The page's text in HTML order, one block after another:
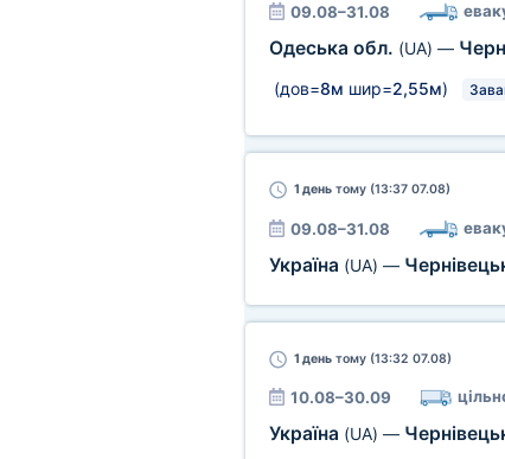
09.08–31.08
Одеська обл. (UA) —
(дов=8м шир=2,55м)
1 деньтому (13:37 07.08)
09.08–31.08
Україна (UA) —
1 деньтому (13:32 07.08)
10.08–30.09
Україна (UA) —